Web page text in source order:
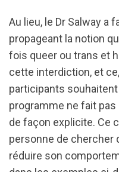
Au lieu, le Dr Salway a
propageant la notion
fois queer ou trans et
cette interdiction, et
participants
programme ne fait
de façon explicite. Ce
personne de chercher
réduire son